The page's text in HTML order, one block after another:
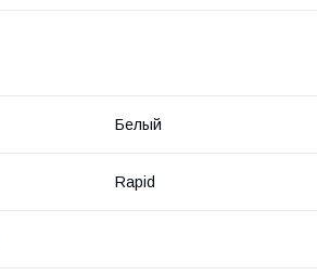
Белый
Rapid